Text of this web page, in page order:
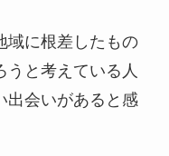
域に根差したもの
うと考えている人
出会いがあると感